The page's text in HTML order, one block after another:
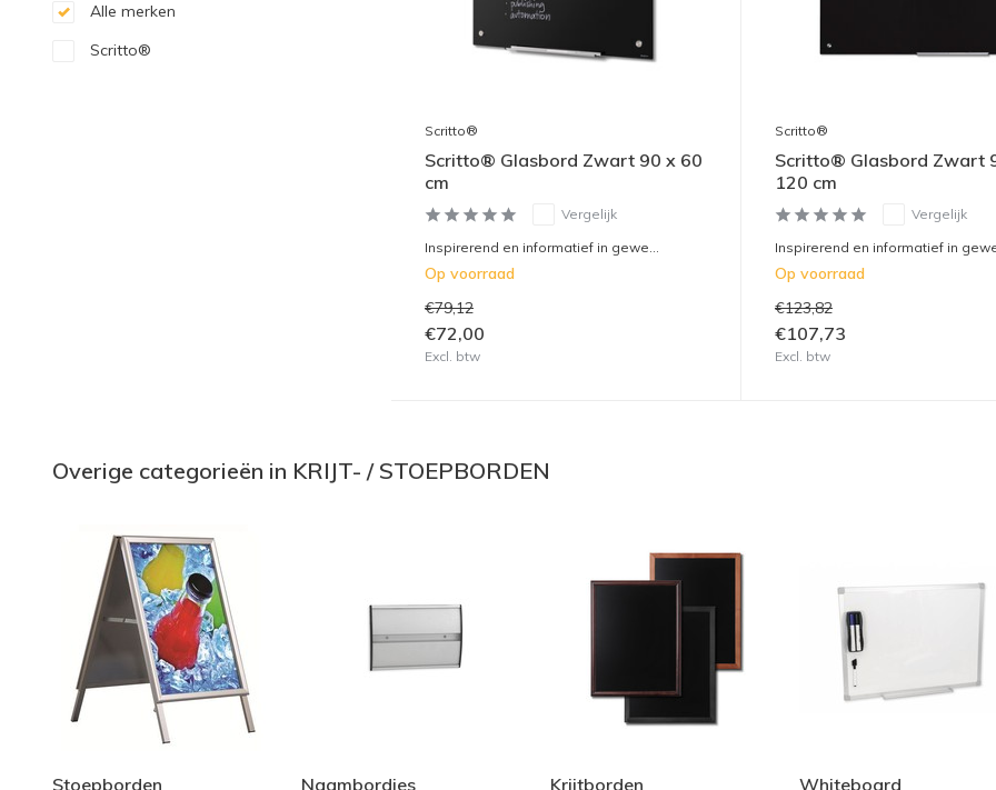
Alle merken
Scritto®
Scritto®
Scritto® Glasbord Zwart 90 x 60
cm
Vergelijk
Inspirerend en informatief in gewe...
Op voorraad
€79,12
€72,00
Excl. btw
Scritto®
Scritto® Glasbord Zwart
120 cm
Vergelijk
Inspirerend en informatief in
Op voorraad
€123,82
€107,73
Excl. btw
Overige categorieën in KRIJT- / STOEPBORDEN
Stoepborden Naambordjes Krijtborden Whiteboard